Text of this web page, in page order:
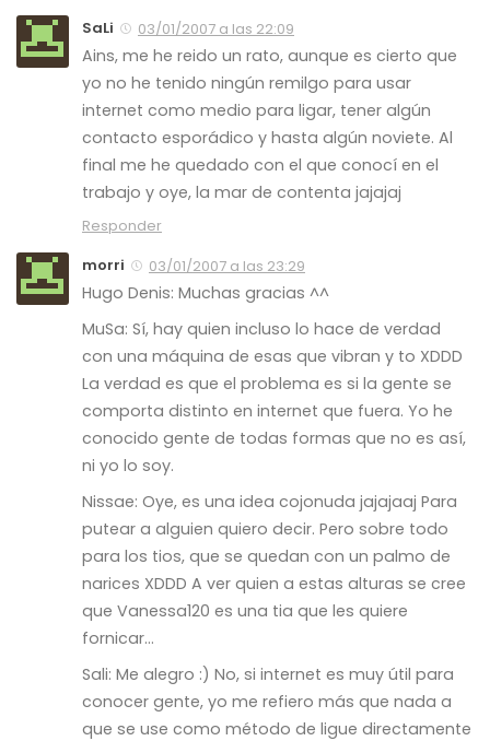
SaLi
03/01/2007 a las 22:09
Ains, me he reido un rato, aunque es cierto que
yo no he tenido ningún remilgo para usar
internet como medio para ligar, tener algún
contacto esporádico y hasta algún noviete. Al
final me he quedado con el que conocí en el
trabajo y oye, la mar de contenta jajajaj
Responder
morri
03/01/2007 a las 23:29
Hugo Denis: Muchas gracias ^^
MuSa: Sí, hay quien incluso lo hace de verdad
con una máquina de esas que vibran y to XDDD
La verdad es que el problema es si la gente se
comporta distinto en internet que fuera. Yo he
conocido gente de todas formas que no es así,
ni yo lo soy.
Nissae: Oye, es una idea cojonuda jajajaaj Para
putear a alguien quiero decir. Pero sobre todo
para los tios, que se quedan con un palmo de
narices XDDD A ver quien a estas alturas se cree
que Vanessa120 es una tia que les quiere
fornicar…
Sali: Me alegro :) No, si internet es muy útil para
conocer gente, yo me refiero más que nada a
que se use como método de ligue directamente